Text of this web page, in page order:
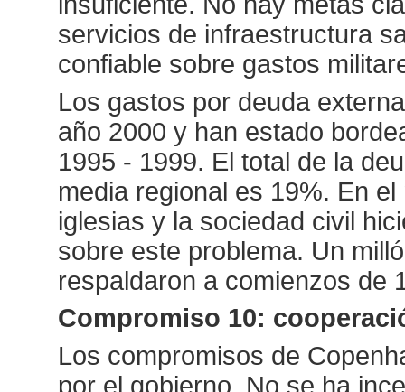
servicios de infraestructura
confiable sobre gastos
Los gastos por deuda
año 2000 y han estado
1995 - 1999. El total de la
media regional es 19%. En
iglesias y la sociedad civil
sobre este problema. Un
respaldaron a comienzos de
Compromiso 10:
Los compromisos de
por el gobierno. No se ha